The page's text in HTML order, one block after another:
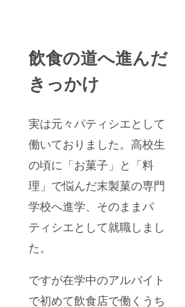
飲食の道へ進んだ
きっかけ
実は元々パティシエとして
働いておりました。高校生
の頃に「お菓子」と「料
理」で悩んだ末製菓の専門
学校へ進学、そのままパ
ティシエとして就職しまし
た。
ですが在学中のアルバイト
で初めて飲食店で働くうち